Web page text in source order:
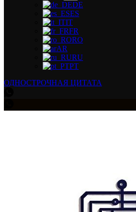
DE
ES
IT
FR
RO
AR
RU
PT
ОДНОСТРОЧНАЯ ЦИТАТА